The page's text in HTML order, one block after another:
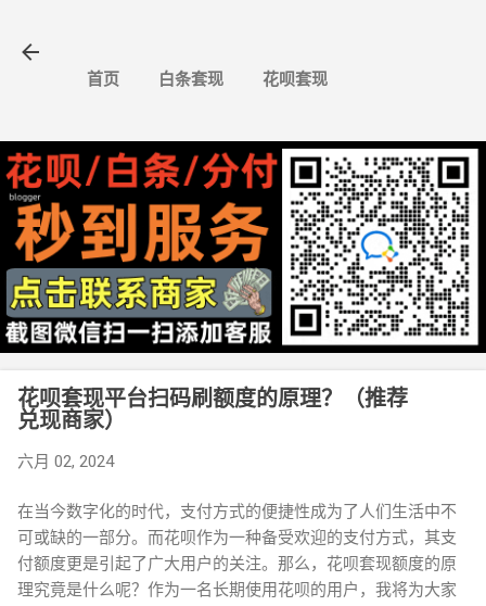
首页 白条套现 花呗套现
花呗套现平台扫码刷额度的原理？（推荐
兑现商家）
六月 02, 2024
在当今数字化的时代，支付方式的便捷性成为了人们生活中不
可或缺的一部分。而花呗作为一种备受欢迎的支付方式，其支
付额度更是引起了广大用户的关注。那么，花呗套现额度的原
理究竟是什么呢？作为一名长期使用花呗的用户，我将为大家